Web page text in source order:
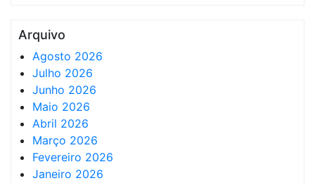
Arquivo
Agosto 2026
Julho 2026
Junho 2026
Maio 2026
Abril 2026
Março 2026
Fevereiro 2026
Janeiro 2026